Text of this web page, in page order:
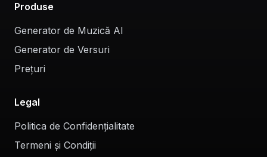
Produse
Generator de Muzică AI
Generator de Versuri
Prețuri
Legal
Politica de Confidențialitate
Termeni și Condiții